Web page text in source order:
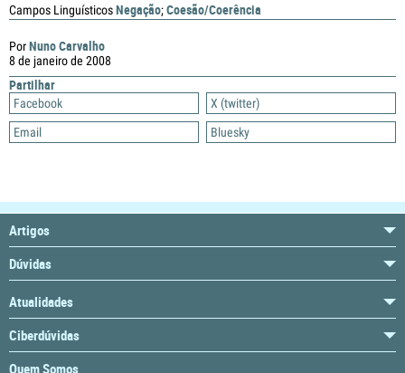
PorNuno Carvalho
8 de janeiro de 2008
Partilhar
Facebook
X (twitter)
Email
Bluesky
Campos LinguísticosNegação;Coesão/Coerência
Artigos
Dúvidas
Atualidades
Ciberdúvidas
Quem Somos